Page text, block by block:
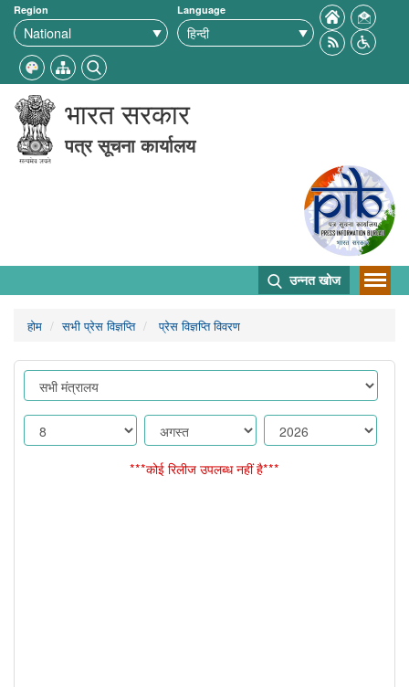
Region Language
भारत सरकार
पत्र सूचना कार्यालय
उन्नत खोज
होम सभी प्रेस विज्ञप्ति प्रेस विज्ञप्ति विवरण
***कोई रिलीज उपलब्ध नहीं है***